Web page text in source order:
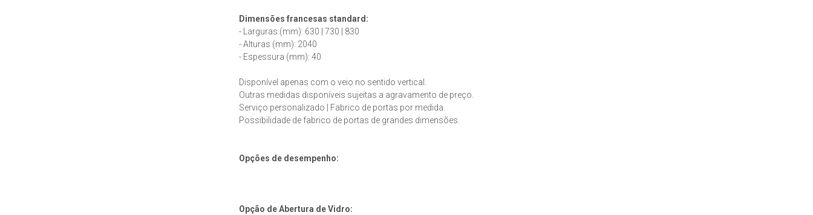
Dimensões francesas standard :
- Larguras (mm): 630 | 730 | 830
- Alturas (mm): 2040
- Espessura (mm): 40
Disponível apenas com o veio no sentido vertical.
Outras medidas disponíveis sujeitas a agravamento de preço.
Serviço personalizado | Fabrico de portas por medida.
Possibilidade de fabrico de portas de grandes dimensões.
Opções de desempenho:
Opção de Abertura de Vidro: